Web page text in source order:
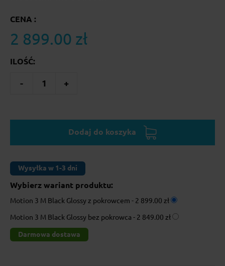
CENA :
2 899.00 zł
ILOŚĆ:
- 1 +
Dodaj do koszyka
Wysyłka w 1-3 dni
Wybierz wariant produktu:
Motion 3 M Black Glossy z pokrowcem - 2 899.00 zł
Motion 3 M Black Glossy bez pokrowca - 2 849.00 zł
Darmowa dostawa